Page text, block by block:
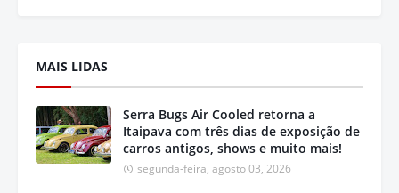
MAIS LIDAS
Serra Bugs Air Cooled retorna a
Itaipava com três dias de exposição de
carros antigos, shows e muito mais!
segunda-feira, agosto 03, 2026